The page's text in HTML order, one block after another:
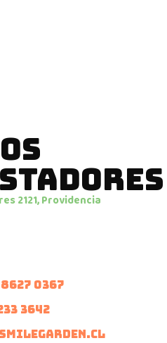
2121, Providencia
0367
3642